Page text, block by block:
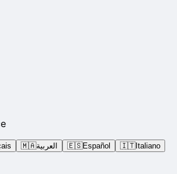
🇲🇦العربية 🇪🇸Español 🇮🇹Italiano